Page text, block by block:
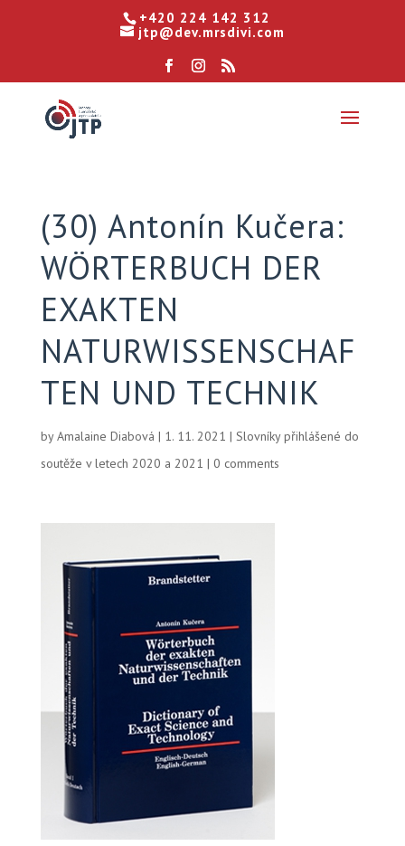
+420 224 142 312
jtp@dev.mrsdivi.com
(30) Antonín Kučera:
WÖRTERBUCH DER
EXAKTEN
NATURWISSENSCHAF
TEN UND TECHNIK
byAmalaine Diabová | 1. 11. 2021 | Slovníky přihlášené do
soutěže v letech 2020 a 2021 | 0 comments